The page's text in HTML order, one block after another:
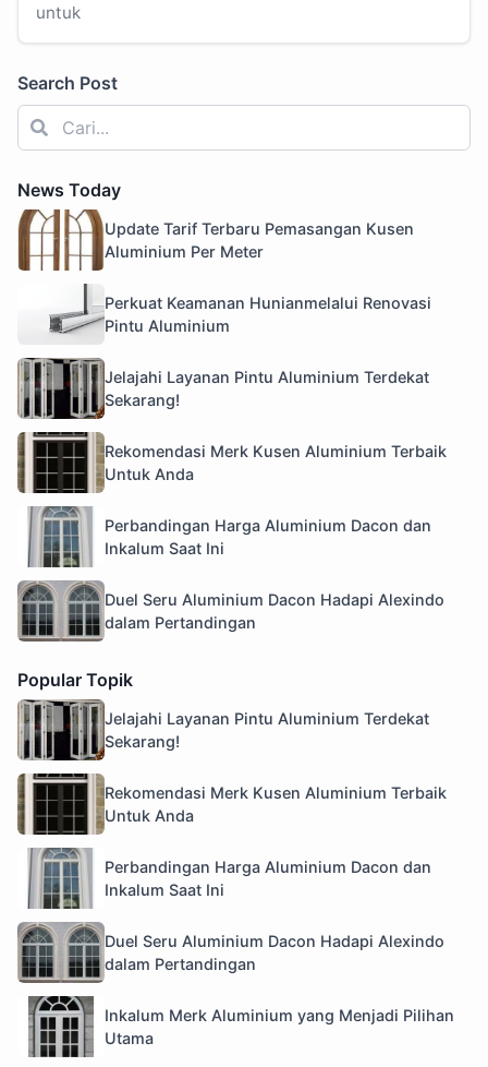
untuk
Search Post
News Today
Update Tarif Terbaru Pemasangan Kusen
Aluminium Per Meter
Perkuat Keamanan Hunianmelalui Renovasi
Pintu Aluminium
Jelajahi Layanan Pintu Aluminium Terdekat
Sekarang!
Rekomendasi Merk Kusen Aluminium Terbaik
Untuk Anda
Perbandingan Harga Aluminium Dacon dan
Inkalum Saat Ini
Duel Seru Aluminium Dacon Hadapi Alexindo
dalam Pertandingan
Popular Topik
Jelajahi Layanan Pintu Aluminium Terdekat
Sekarang!
Rekomendasi Merk Kusen Aluminium Terbaik
Untuk Anda
Perbandingan Harga Aluminium Dacon dan
Inkalum Saat Ini
Duel Seru Aluminium Dacon Hadapi Alexindo
dalam Pertandingan
Inkalum Merk Aluminium yang Menjadi Pilihan
Utama